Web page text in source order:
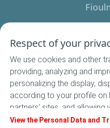
Nous
Respect of your
We use cookies and other
providing, analyzing and
personalizing the display,
according to your profile on
partners' sites, and
social media. In accordance
View the Personal Data and